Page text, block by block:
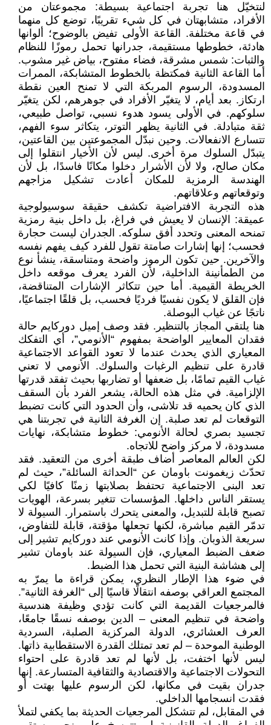
لنتخيّل هنا تجربة اجتماعية بسيطة: مجموعتان من
الأفراد، متشابهتان في كل شيء تقريبًا، توضع كل منهما
في قاعة مختلفة. القاعة الأولى تفيض بالوضوح؛ ألوانها
هادئة، خطوطها مستقيمة، جدرانها تحمل رموزًا للنظام
والثبات: شمس مشرقة، فضاء مفتوح، بياض غير مشوب.
أما القاعة الثانية فمكتظة بالخطوط المتشابكة، الممرات
المسدودة، الرسوم المربكة التي لا تمنح العين نقطة
ارتكاز. بعد أيام، لا يتغيّر الأفراد في جوهرهم، لكن يتغيّر
سلوكهم. في الأولى يسود هدوء نسبي، تواصل طبيعي،
ثقة متبادلة. في الثانية يظهر التوتر، يتكاثر سوء الفهم،
تتسارع الانفعالات. وحين نبدّل المجموعتين بين القاعتين،
يتبدّل السلوك مرة أخرى. ليس لأن الأخيار انتقلوا إلى
مكان صالح، ولا لأن الأشرار دخلوا مكانًا فاسدًا، بل لأن
الهندسة الرمزية للمكان أعادت تشكيل مزاجهم
وتوقعاتهم وعلاقاتهم.
هذه التجربة الافتراضية تكشف حقيقة سوسيولوجية
عميقة: الإنسان لا يعيش في فراغ، بل داخل بنية رمزية
تمنحه المعنى وتحدد أفق سلوكه. الجدران ليست حجارة
فحسب؛ إنها إشارات صامتة تقول للفرد كيف يفهم نفسه
والآخرين. حين تكون الرموز واضحة ومتناسقة، ينشأ نوع
من الطمأنينة الداخلية، لأن الفرد يعرف موقعه داخل
الخريطة القيمية. أما حين تتكاثر الإشارات المتناقضة،
فإن القلق لا يكون نفسيًا فرديًا فحسب، بل قلقًا اجتماعيًا،
ناتجًا عن غياب البوصلة.
هنا يلتقي المجاز بالتنظير. فقد وصف إميل دوركايم حالة
فقدان المعايير الواضحة بمفهوم “الأنومي”، أي التفكك
المعياري الذي يحدث عندما لا تعود القواعد الاجتماعية
قادرة على تنظيم الرغبات والسلوك. الأنومي لا تعني
غياب القيم تمامًا، بل ضعفها أو تضاربها بحيث تفقد قدرتها
الإلزامية. في مثل هذه الحالة، يشعر الفرد بأن السقف
الذي كان يحميه قد تلاشى، وأن الحدود التي كانت تضبط
التوقعات لم تعد صلبة. إن الغرفة الثانية في تجربتنا هي
تجسيد بصري لحالة الأنومي: خطوط متشابكة، نهايات
مسدودة، لا مركز واضح للاتجاه.
لكن العالم المعاصر أضاف طبقة أخرى من التعقيد. فقد
تحدّث زيغمونت باومان عن “الحداثة السائلة”، حيث لم
تعد البنى الاجتماعية تحتفظ بصلابتها زمنًا كافيًا لكي
يستقر الناس داخلها. المؤسسات تتغير بسرعة، الهويات
تصبح قابلة للتبديل، والمعنى يتحرك باستمرار. السيولة لا
تدمّر القيم مباشرة، لكنها تجعلها مؤقتة، قابلة للتفاوض،
سريعة الذوبان. وإذا كانت الأنومي عند دوركايم تشير إلى
ضعف الضبط المعياري، فإن السيولة عند باومان تشير
إلى هشاشة البنية التي تحمل هذا الضبط.
في ضوء هذا الإطار النظري، يمكن قراءة ما يمرّ به
المجتمع العراقي بوصفه انتقالًا قاسيًا إلى “الغرفة الثانية”.
فالمرجعيات القديمة التي كانت تؤدي وظيفة هندسية
واضحة في تنظيم المعنى – الدين بوصفه نسقًا جامعًا،
العرف العشائري، الدولة المركزية الصلبة، السردية
الوطنية الموحدة – لم تعد تمتلك القدرة الاستقطابية ذاتها.
ليس لأنها اختفت، بل لأنها لم تعد قادرة على احتواء
التحولات الاجتماعية والاقتصادية والثقافية المتسارعة. إنها
جدران بقيت في مكانها، لكن الرسوم عليها بهتت أو
فقدت انسجامها الداخلي.
في المقابل، لم تتشكل المرجعيات الحديثة بما يكفي لتملأ